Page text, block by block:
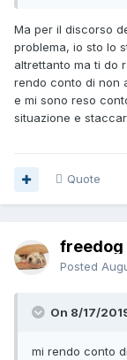
Ma per il discorso
problema, io sto lo
altrettanto ma ti do
rendo conto di non
e mi sono reso
situazione e
Quote
freedog
Posted
On 8/17/
mi rendo conto